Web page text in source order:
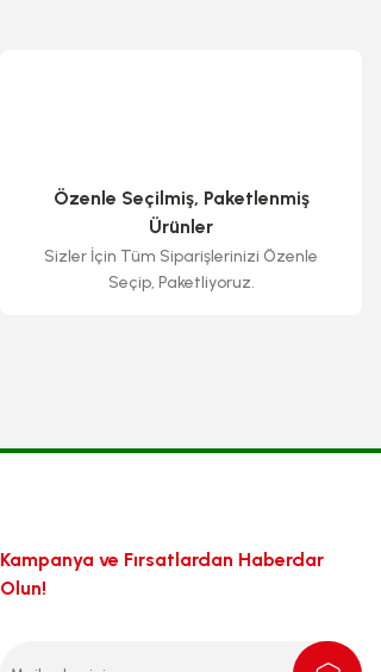
Özenle Seçilmiş, Paketlenmiş
Ürünler
Sizler İçin Tüm Siparişlerinizi Özenle
Seçip, Paketliyoruz.
Kampanya ve Fırsatlardan Haberdar
Olun!